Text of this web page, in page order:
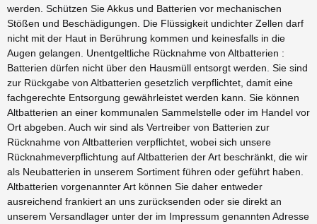
werden. Schützen Sie Akkus und Batterien vor mechanischen
Stößen und Beschädigungen. Die Flüssigkeit undichter Zellen darf
nicht mit der Haut in Berührung kommen und keinesfalls in die
Augen gelangen. Unentgeltliche Rücknahme von Altbatterien :
Batterien dürfen nicht über den Hausmüll entsorgt werden. Sie sind
zur Rückgabe von Altbatterien gesetzlich verpflichtet, damit eine
fachgerechte Entsorgung gewährleistet werden kann. Sie können
Altbatterien an einer kommunalen Sammelstelle oder im Handel vor
Ort abgeben. Auch wir sind als Vertreiber von Batterien zur
Rücknahme von Altbatterien verpflichtet, wobei sich unsere
Rücknahmeverpflichtung auf Altbatterien der Art beschränkt, die wir
als Neubatterien in unserem Sortiment führen oder geführt haben.
Altbatterien vorgenannter Art können Sie daher entweder
ausreichend frankiert an uns zurücksenden oder sie direkt an
unserem Versandlager unter der im Impressum genannten Adresse